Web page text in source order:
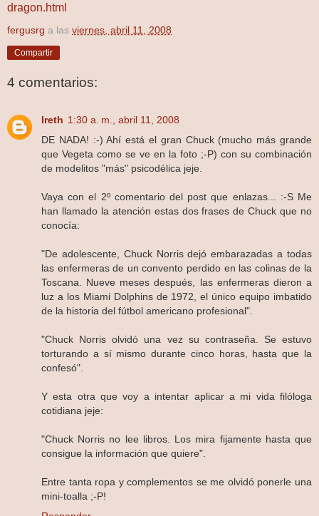
dragon.html
fergusrg a las viernes, abril 11, 2008
Compartir
4 comentarios:
Ireth 1:30 a. m., abril 11, 2008
DE NADA! :-) Ahí está el gran Chuck (mucho más grande
que Vegeta como se ve en la foto ;-P) con su combinación
de modelitos "más" psicodélica jeje.
Vaya con el 2º comentario del post que enlazas... :-S Me
han llamado la atención estas dos frases de Chuck que no
conocía:
"De adolescente, Chuck Norris dejó embarazadas a todas
las enfermeras de un convento perdido en las colinas de la
Toscana. Nueve meses después, las enfermeras dieron a
luz a los Miami Dolphins de 1972, el único equipo imbatido
de la historia del fútbol americano profesional".
"Chuck Norris olvidó una vez su contraseña. Se estuvo
torturando a sí mismo durante cinco horas, hasta que la
confesó".
Y esta otra que voy a intentar aplicar a mi vida filóloga
cotidiana jeje:
"Chuck Norris no lee libros. Los mira fijamente hasta que
consigue la información que quiere".
Entre tanta ropa y complementos se me olvidó ponerle una
mini-toalla ;-P!